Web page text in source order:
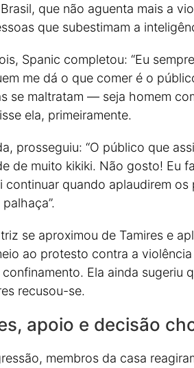
que não aguenta mais a
que subestimam a
Spanic completou: “Eu
me dá o que comer é o
se maltratam — seja homem
ela, primeiramente.
prosseguiu: “O público que
de muito kikiki. Não gosto! Eu
continuar quando aplaudirem os
se aproximou de Tamires e
ao protesto contra a
Ela ainda sugeriu
recusou-se.
apoio e decisão
membros da casa